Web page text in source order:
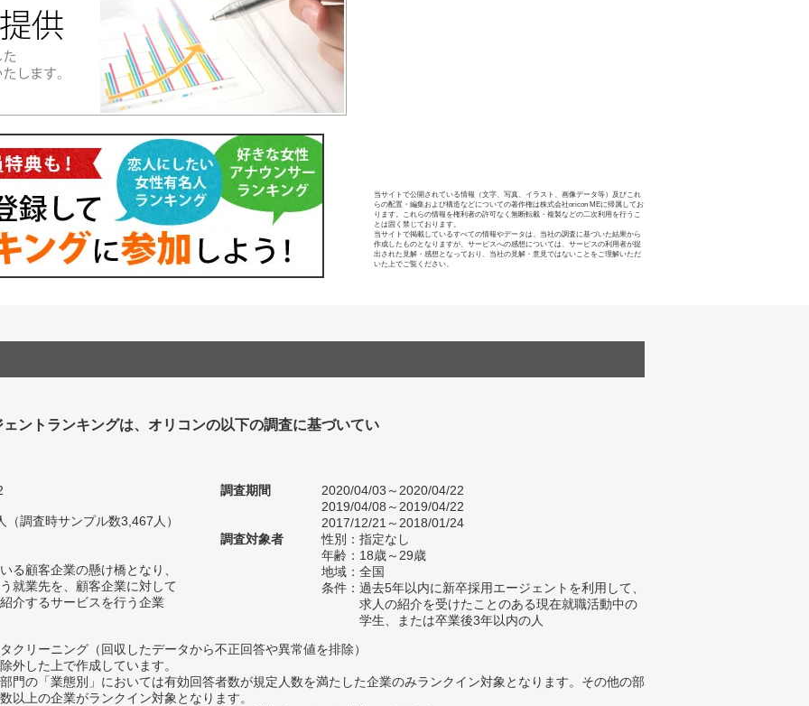
当サイトで公開されている情報（文字、写真、イラスト、画像データ等）及びこれ
らの配置・編集および構造などについての著作権は株式会社oricon MEに帰属してお
ります。これらの情報を権利者の許可なく無断転載・複製などの二次利用を行うこ
とは固く禁じております。
当サイトで掲載しているすべての情報やデータは、当社の調査に基づいた結果から
作成したものとなりますが、サービスへの感想については、サービスの利用者が提
出された見解・感想となっており、当社の見解・意見ではないことをご理解いただ
いた上でご覧ください。
ントランキングは、オリコンの以下の調査に基づいてい
（調査時サンプル数3,467人）
る顧客企業の懸け橋となり、
就業先を、顧客企業に対して
介するサービスを行う企業
調査期間
2020/04/03～2020/04/22
2019/04/08～2019/04/22
2017/12/21～2018/01/24
調査対象者
性別：指定なし
年齢：18歳～29歳
地域：全国
条件：過去5年以内に新卒採用エージェントを利用して、
求人の紹介を受けたことのある現在就職活動中の
学生、または卒業後3年以内の人
リーニング（回収したデータから不正回答や異常値を排除）
した上で作成しています。
門の「業態別」においては有効回答者数が規定人数を満たした企業のみランクイン対象となります。その他の部
以上の企業がランクイン対象となります。